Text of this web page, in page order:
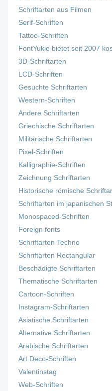
Schriftarten aus Filmen
Serif-Schriften
Tattoo-Schriften
FontYukle bietet seit 2007
3D-Schriftarten
LCD-Schriften
Gesuchte Schriftarten
Western-Schriften
Andere Schriftarten
Griechische Schriftarten
Militärische Schriftarten
Pixel-Schriften
Kalligraphie-Schriften
Zeichnung Schriftarten
Historische römische
Schriftarten im japanischen
Monospaced-Schriften
Foreign fonts
Schriftarten Techno
Schriftarten Rectangular
Beschädigte Schriftarten
Thematische Schriftarten
Cartoon-Schriften
Instagram-Schriftarten
Asiatische Schriftarten
Alternative Schriftarten
Arabische Schriftarten
Art Deco-Schriften
Valentinstag
Web-Schriften